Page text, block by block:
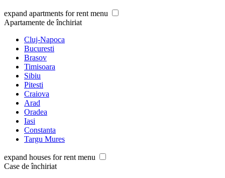
expand apartments for rent menu
Apartamente de închiriat
Cluj-Napoca
Bucuresti
Brasov
Timisoara
Sibiu
Pitesti
Craiova
Arad
Oradea
Iasi
Constanta
Targu Mures
expand houses for rent menu
Case de închiriat